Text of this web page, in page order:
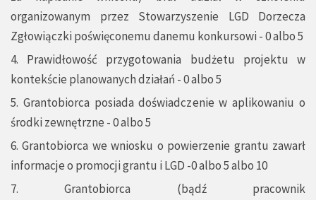
organizowanym przez Stowarzyszenie LGD Dorzecza
Zgłowiączki poświęconemu danemu konkursowi - 0 albo 5
4. Prawidłowość przygotowania budżetu projektu w
kontekście planowanych działań - 0 albo 5
5. Grantobiorca posiada doświadczenie w aplikowaniu o
środki zewnętrzne - 0 albo 5
6. Grantobiorca we wniosku o powierzenie grantu zawarł
informacje o promocji grantu i LGD -0 albo 5 albo 10
7. Grantobiorca (bądź pracownik